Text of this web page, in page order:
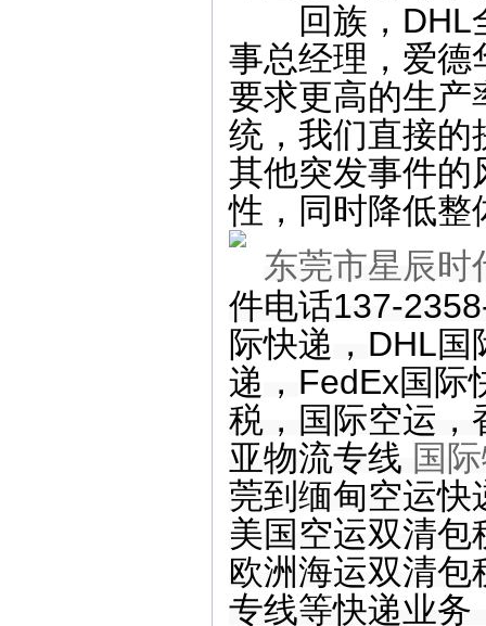
回族，DHL全
事总经理，爱德
要求更高的生产
统，我们直接的
其他突发事件的
性，同时降低整
东莞市星辰时
件电话137-
际快递 ， DHL国
递 ， FedEx国际
税 ， 国际空运 ，
亚物流专线 国
莞到缅甸空运快
美国空运双清包
欧洲海运双清
专线等快递业务